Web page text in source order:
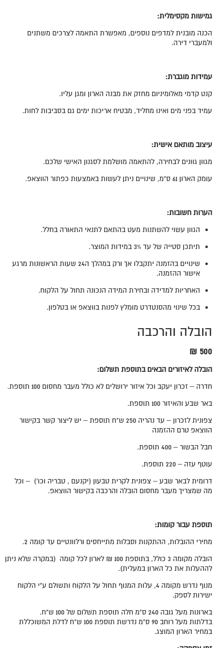
גמישות מקסימלית:
הכנה מובנית למדפים נוספים, מאפשרת התאמה לצרכים משתנים
ולמעברי דירה.
עמידות מוגברת:
קנט קדמי מאלומיניום מחזק את מבנה הארון ומגן עליו.
עמיד בפני מים ואינו מחליד, מבטיח אריכות ימים גם בסביבות לחות.
עיצוב מותאם אישית:
מגוון גוונים לבחירה, להתאמה מושלמת לסגנון האישי שלכם.
עומק הארון 61 ס"מ, שינויים ניתן לעשות באמצעות כפתור הווצאפ.
הערות חשובות:
הגוון עשוי להשתנות מעט בהתאם לתנאי התאורה בחלל.
תיתכן סטייה של עד 3% במידות המוצר.
שינויים בהזמנה יתקבלו אך ורק במהלך ה24 שעות הראשונות מרגע
אישור ההזמנה.
האחריות למדידה ובחירת המידה הנכונה תחול על הלקוח.
בכל שינוי מהסנטדרט מומלץ לפנות בווצאפ או בטלפון.
הובלה והרכבה
500 ₪
הובלה לאיזורים הבאים בתוספת תשלום:
חדרה – זכרון יעקב וכל איזור ירושלים לא כולל מעבר מחסום 100 תוספת.
באר שבע והאיזור 100 תוספת.
צפונית לזכרון – עד נהריה 250 ש"ח תוספת – יש ליצור קשר בקישור
הווצאפ טרם ההזמנה
חבל הבשור – 400 תוספת.
עוטף עזה – 220 תוספת.
דרומית לבאר שבע – צפונית לקרית טבעון (יקנעם , טבריה וכו') – וכל
מה שמצריך מעבר מחסום הובלה והרכבה בקישור הווצאפ.
תוספת עבור קומות:
מחירי ההובלות, ההתקנות וסבלות מתייחסים ורלוונטיים עד קומה 2.
הובלה מקומה 3 כולל, בתוספת 100 ₪ לארון לכל קומה (במקרה שלא ניתן
לההעלות את כל הארון במעלית).
מנוף נדרש מקומה 4, עלות המנוף תחול על הלקוח ותשולם ע"י הלקוח
ישירות לספק.
בארונות מעל גובה 240 ס"מ חלה תוספת תשלום של 100 ש"ח.
בדלתות מעל רוחב 90 ס"מ נדרשת תוספת 100 ש"ח לדלת המשוכללת
במחיר הארון המוצג.